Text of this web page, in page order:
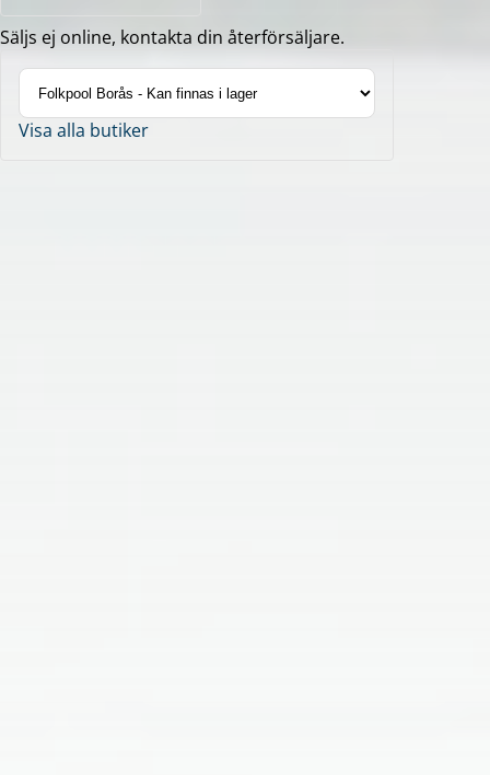
Säljs ej online, kontakta din återförsäljare.
Visa alla butiker